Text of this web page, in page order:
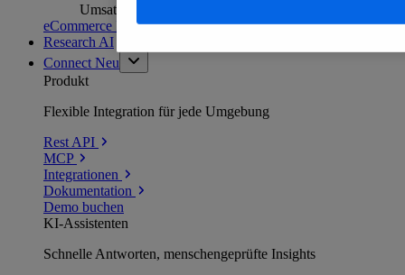
Umsatzanalysen und -prognosen
eCommerce Insights entdecken
Research AI
Connect Neu
Produkt
Flexible Integration für jede Umgebung
Rest API
MCP
Integrationen
Dokumentation
Demo buchen
KI-Assistenten
Schnelle Antworten, menschengeprüfte Insights